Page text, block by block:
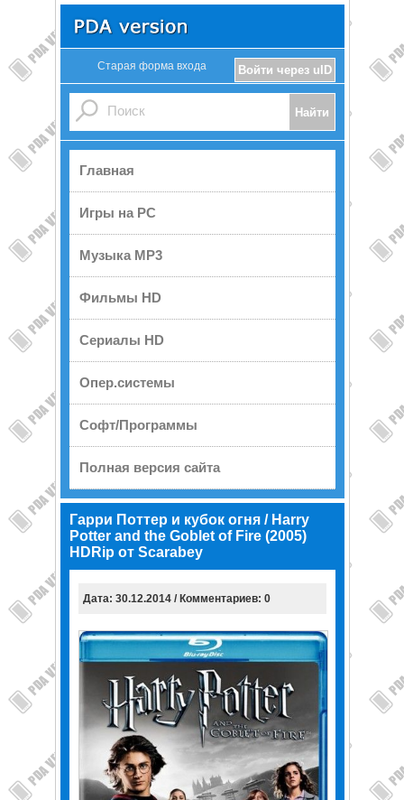
Войти через uID
Старая форма входа
Главная
Игры на PC
Музыка MP3
Фильмы HD
Сериалы HD
Опер.системы
Софт/Программы
Полная версия сайта
Гарри Поттер и кубок огня / Harry
Potter and the Goblet of Fire (2005)
HDRip от Scarabey
Дата: 30.12.2014 / Комментариев: 0